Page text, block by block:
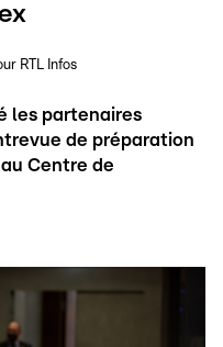
RTL Infos
les partenaires
de préparation
Centre de